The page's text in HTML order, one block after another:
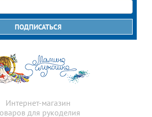
mail
*
ПОДПИСАТЬСЯ
Интернет-магазин
для рукоделия